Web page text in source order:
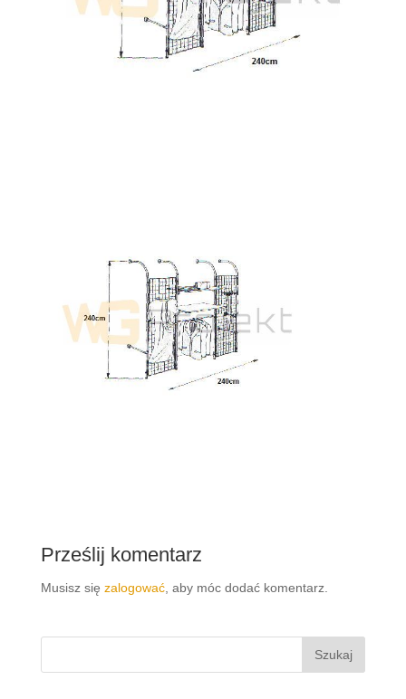
Prześlij komentarz
Musisz się zalogować, aby móc dodać komentarz.
Szukaj: